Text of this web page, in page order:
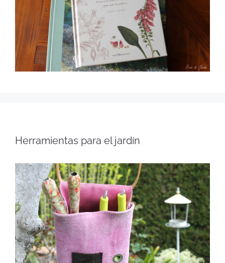
Herramientas para el jardín